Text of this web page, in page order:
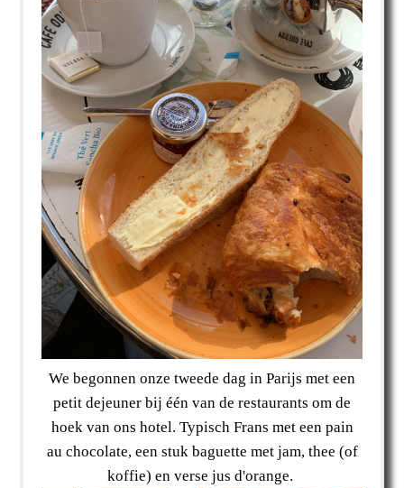
We begonnen onze tweede dag in Parijs met een
petit dejeuner bij één van de restaurants om de
hoek van ons hotel. Typisch Frans met een pain
au chocolate, een stuk baguette met jam, thee (of
koffie) en verse jus d'orange.